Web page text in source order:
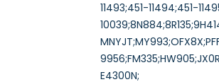
11493;451-11494;451-